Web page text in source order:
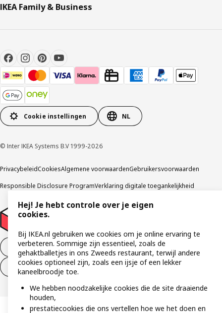
IKEA Family & Business
Cookie instellingen NL
© Inter IKEA Systems B.V 1999-2026
PrivacybeleidCookiesAlgemene voorwaardenGebruikersvoorwaarden
Responsible Disclosure ProgramVerklaring digitale toegankelijkheid
Aankoop product ontbinden
Ontbinding van je aankoop (diensten)
Hej! Je hebt controle over je eigen
cookies.
Bij IKEA.nl gebruiken we cookies om je online ervaring te
verbeteren. Sommige zijn essentieel, zoals de
gehaktballetjes in ons Zweeds restaurant, terwijl andere
cookies optioneel zijn, zoals een ijsje of een lekker
kaneelbroodje toe.
We hebben noodzakelijke cookies die de site draaiende
houden,
prestatiecookies die ons vertellen hoe we het doen en